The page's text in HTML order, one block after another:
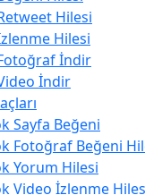
Hilesi
Hilesi
İndir
İndir
Sayfa Beğeni
Fotoğraf Beğeni
Yorum Hilesi
Video İzlenme